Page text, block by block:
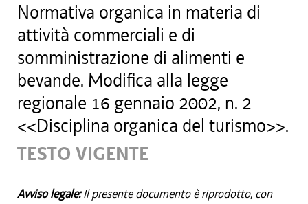
Normativa organica in materia di
attività commerciali e di
somministrazione di alimenti e
bevande. Modifica alla legge
regionale 16 gennaio 2002, n. 2
<<Disciplina organica del turismo>>.
TESTO VIGENTE
Avviso legale:Il presente documento è riprodotto, con